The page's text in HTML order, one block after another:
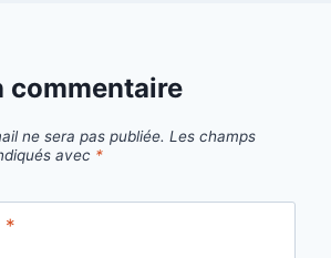
commentaire
ne sera pas publiée. Les champs
avec *
*